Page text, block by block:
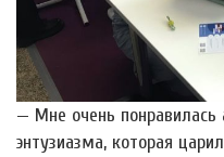
— Мне очень
энтузиазма, которая